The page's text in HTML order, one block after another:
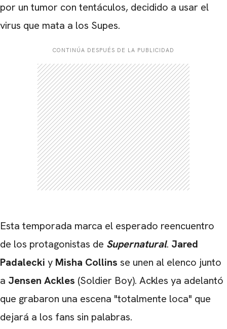
por un tumor con tentáculos, decidido a usar el
virus que mata a los Supes.
CONTINÚA DESPUÉS DE LA PUBLICIDAD
Esta temporada marca el esperado reencuentro
de los protagonistas de Supernatural. Jared
Padalecki y Misha Collins se unen al elenco junto
a Jensen Ackles (Soldier Boy). Ackles ya adelantó
que grabaron una escena "totalmente loca" que
dejará a los fans sin palabras.